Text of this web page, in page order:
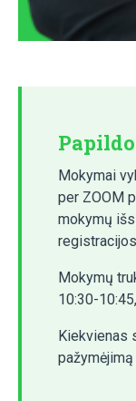
Mokymai
per ZOOM
mokymų
Mokymų
10:30-
Kiekvienas